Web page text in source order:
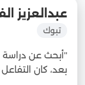
عبدالعزيز
تبوك
"أبحث عن
بعد، كان